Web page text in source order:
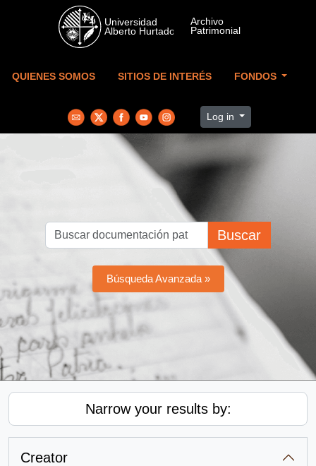
Skip to main content
QUIENES SOMOS SITIOS DE INTERÉS FONDOS
Log in
Buscar
Búsqueda Avanzada »
Narrow your results by:
Creator